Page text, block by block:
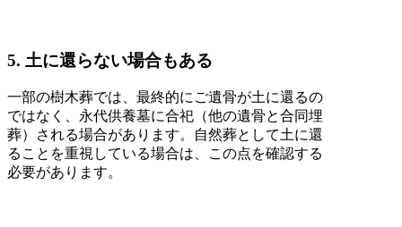
5. 土に還らない場合もある
一部の樹木葬では、最終的にご遺骨が土に還るの
ではなく、永代供養墓に合祀（他の遺骨と合同埋
葬）される場合があります。自然葬として土に還
ることを重視している場合は、この点を確認する
必要があります。